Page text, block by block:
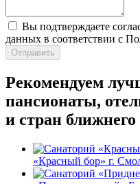
Вы подтверждаете
данных в соответствии с
Отправить
Рекомендуем
пансионаты,
и стран ближнего
«Красный бор» г.